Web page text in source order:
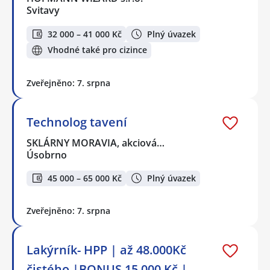
Svitavy
32 000 – 41 000 Kč
Plný úvazek
Vhodné také pro cizince
Zveřejněno: 7. srpna
Technolog tavení
SKLÁRNY MORAVIA, akciová…
Úsobrno
45 000 – 65 000 Kč Plný úvazek
Zveřejněno: 7. srpna
Lakýrník- HPP | až 48.000Kč